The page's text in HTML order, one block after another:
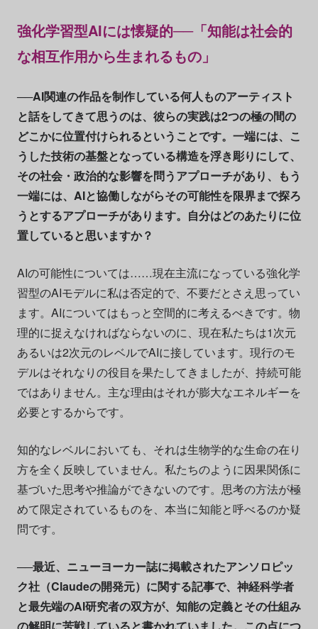
強化学習型AIには懐疑的──「知能は社会的
な相互作用から生まれるもの」
──AI関連の作品を制作している何人ものアーティスト
と話をしてきて思うのは、彼らの実践は2つの極の間の
どこかに位置付けられるということです。一端には、こ
うした技術の基盤となっている構造を浮き彫りにして、
その社会・政治的な影響を問うアプローチがあり、もう
一端には、AIと協働しながらその可能性を限界まで探ろ
うとするアプローチがあります。自分はどのあたりに位
置していると思いますか？
AIの可能性については……現在主流になっている強化学
習型のAIモデルに私は否定的で、不要だとさえ思ってい
ます。AIについてはもっと空間的に考えるべきです。物
理的に捉えなければならないのに、現在私たちは1次元
あるいは2次元のレベルでAIに接しています。現行のモ
デルはそれなりの役目を果たしてきましたが、持続可能
ではありません。主な理由はそれが膨大なエネルギーを
必要とするからです。
知的なレベルにおいても、それは生物学的な生命の在り
方を全く反映していません。私たちのように因果関係に
基づいた思考や推論ができないのです。思考の方法が極
めて限定されているものを、本当に知能と呼べるのか疑
問です。
──最近、ニューヨーカー誌に掲載されたアンソロピッ
ク社（Claudeの開発元）に関する記事で、神経科学者
と最先端のAI研究者の双方が、知能の定義とその仕組み
の解明に苦戦していると書かれていました。この点につ